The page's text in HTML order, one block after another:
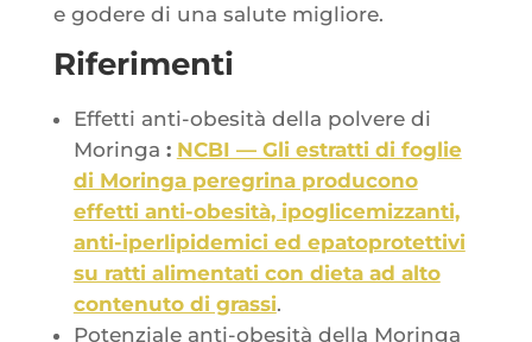
e godere di una salute migliore.
Riferimenti
Effet­ti anti-obe­si­tà del­la pol­vere di
Morin­ga : NCBI — Gli estrat­ti di foglie
di Morin­ga per­egri­na pro­du­co­no
effet­ti anti-obe­si­tà, ipo­gli­ce­miz­zan­ti,
anti-iper­li­pi­de­mi­ci ed epa­to­pro­tet­ti­vi
su rat­ti ali­men­ta­ti con die­ta ad alto
conte­nu­to di gras­si.
Poten­ziale anti-obe­si­tà del­la Morin­ga